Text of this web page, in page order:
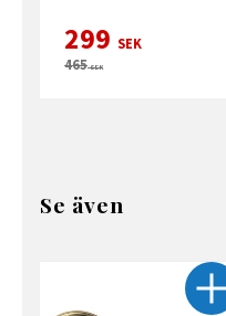
299 SEK
465SEK
Se även